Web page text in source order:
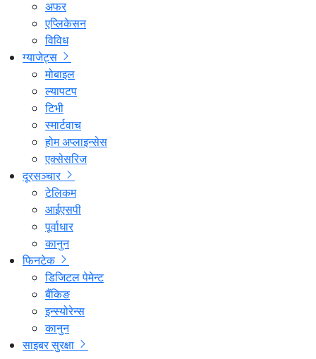
अफर
एप्लिकेसन
विविध
ग्याजेट्स
मोबाइल
ल्यापटप
टिभी
स्मार्टवाच
होम अप्लाइन्सेस
एक्सेसरिज
दूरसञ्चार
टेलिकम
आईएसपी
पूर्वाधार
कानुन
फिनटेक
डिजिटल पेमेन्ट
बैंकिङ
इन्स्योरेन्स
कानुन
साइबर सुरक्षा